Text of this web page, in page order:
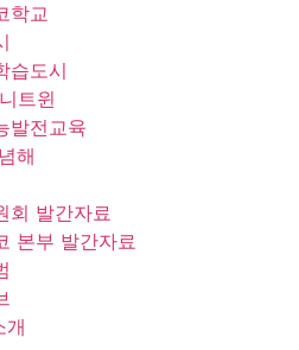
학교
습도시
트윈
발전교육
해
회 발간자료
본부 발간자료
개